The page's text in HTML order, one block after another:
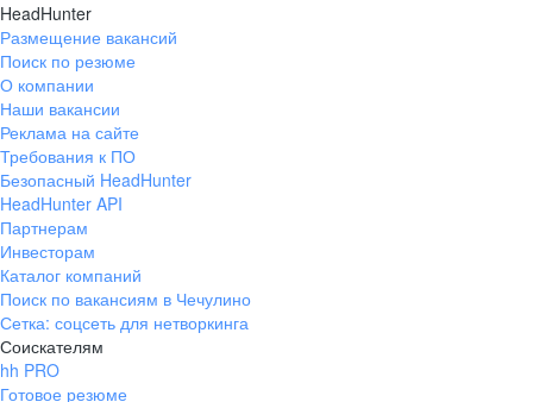
HeadHunter
Размещение вакансий
Поиск по резюме
О компании
Наши вакансии
Реклама на сайте
Требования к ПО
Безопасный HeadHunter
HeadHunter API
Партнерам
Инвесторам
Каталог компаний
Поиск по вакансиям в Чечулино
Сетка: соцсеть для нетворкинга
Соискателям
hh PRO
Готовое резюме